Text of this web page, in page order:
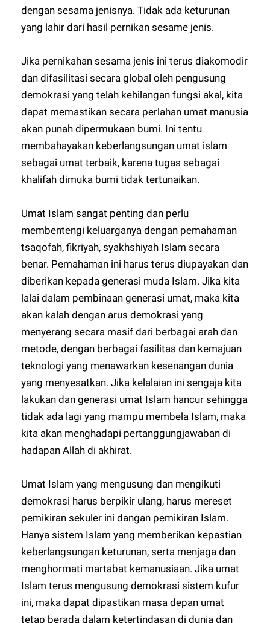
dengan sesama jenisnya. Tidak ada keturunan
yang lahir dari hasil pernikan sesame jenis.
Jika pernikahan sesama jenis ini terus diakomodir
dan difasilitasi secara global oleh pengusung
demokrasi yang telah kehilangan fungsi akal, kita
dapat memastikan secara perlahan umat manusia
akan punah dipermukaan bumi. Ini tentu
membahayakan keberlangsungan umat islam
sebagai umat terbaik, karena tugas sebagai
khalifah dimuka bumi tidak tertunaikan.
Umat Islam sangat penting dan perlu
membentengi keluarganya dengan pemahaman
tsaqofah, fikriyah, syakhshiyah Islam secara
benar. Pemahaman ini harus terus diupayakan dan
diberikan kepada generasi muda Islam. Jika kita
lalai dalam pembinaan generasi umat, maka kita
akan kalah dengan arus demokrasi yang
menyerang secara masif dari berbagai arah dan
metode, dengan berbagai fasilitas dan kemajuan
teknologi yang menawarkan kesenangan dunia
yang menyesatkan. Jika kelalaian ini sengaja kita
lakukan dan generasi umat Islam hancur sehingga
tidak ada lagi yang mampu membela Islam, maka
kita akan menghadapi pertanggungjawaban di
hadapan Allah di akhirat.
Umat Islam yang mengusung dan mengikuti
demokrasi harus berpikir ulang, harus mereset
pemikiran sekuler ini dangan pemikiran Islam.
Hanya sistem Islam yang memberikan kepastian
keberlangsungan keturunan, serta menjaga dan
menghormati martabat kemanusiaan. Jika umat
Islam terus mengusung demokrasi sistem kufur
ini, maka dapat dipastikan masa depan umat
tetap berada dalam ketertindasan di dunia dan